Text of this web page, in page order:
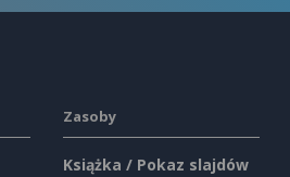
Zasoby
Książka / Pokaz slajdów